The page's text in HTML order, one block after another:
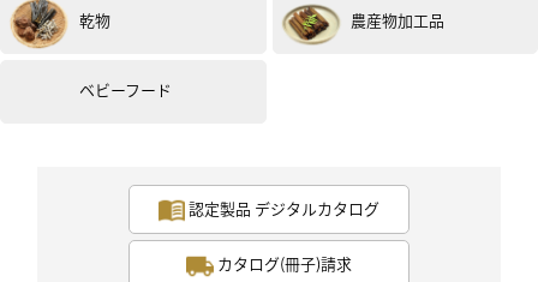
乾物 農産物加工品
ベビーフード
認定製品 デジタルカタログ
カタログ(冊子)請求